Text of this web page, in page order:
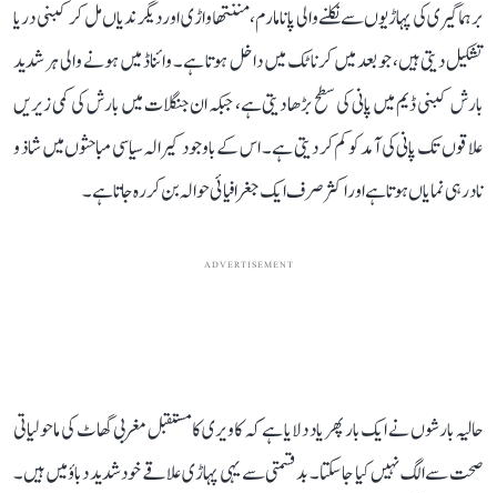
برہماگیری کی پہاڑیوں سے نکلنے والی پانامارم، مننتھاواڑی اور دیگر ندیاں مل کر کبنی دریا
تشکیل دیتی ہیں، جو بعد میں کرناٹک میں داخل ہوتا ہے۔ وائناڈ میں ہونے والی ہر شدید
بارش کبنی ڈیم میں پانی کی سطح بڑھا دیتی ہے، جبکہ ان جنگلات میں بارش کی کمی زیریں
علاقوں تک پانی کی آمد کو کم کر دیتی ہے۔ اس کے باوجود کیرالہ سیاسی مباحثوں میں شاذ و
نادر ہی نمایاں ہوتا ہے اور اکثر صرف ایک جغرافیائی حوالہ بن کر رہ جاتا ہے۔
ADVERTISEMENT
حالیہ بارشوں نے ایک بار پھر یاد دلایا ہے کہ کاویری کا مستقبل مغربی گھاٹ کی ماحولیاتی
صحت سے الگ نہیں کیا جا سکتا۔ بدقسمتی سے یہی پہاڑی علاقے خود شدید دباؤ میں ہیں۔